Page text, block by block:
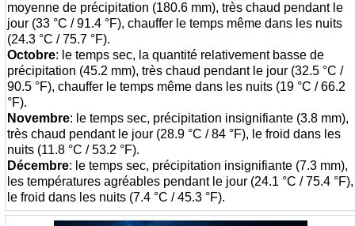
moyenne de précipitation (180.6 mm), très chaud pendant le
jour (33 °C / 91.4 °F), chauffer le temps même dans les nuits
(24.3 °C / 75.7 °F).
Octobre: le temps sec, la quantité relativement basse de
précipitation (45.2 mm), très chaud pendant le jour (32.5 °C /
90.5 °F), chauffer le temps même dans les nuits (19 °C / 66.2
°F).
Novembre: le temps sec, précipitation insignifiante (3.8 mm),
très chaud pendant le jour (28.9 °C / 84 °F), le froid dans les
nuits (11.8 °C / 53.2 °F).
Décembre: le temps sec, précipitation insignifiante (7.3 mm),
les températures agréables pendant le jour (24.1 °C / 75.4 °F),
le froid dans les nuits (7.4 °C / 45.3 °F).